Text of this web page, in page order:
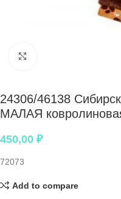
24306/46138
МАЛАЯ
450,00 ₽
72073
Add to compare